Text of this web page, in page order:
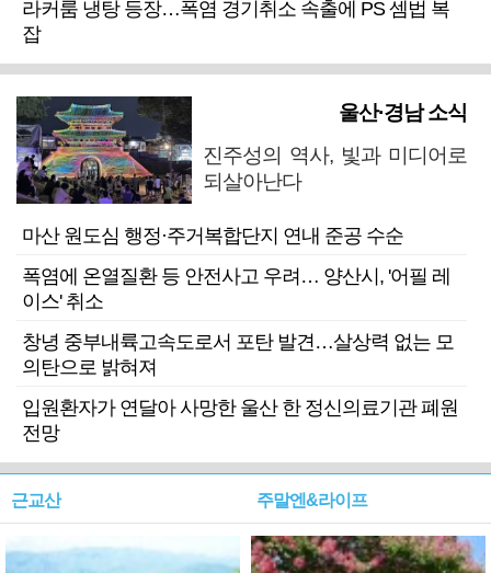
라커룸 냉탕 등장…폭염 경기취소 속출에 PS 셈법 복
잡
울산·경남 소식
진주성의 역사, 빛과 미디어로
되살아난다
마산 원도심 행정·주거복합단지 연내 준공 수순
폭염에 온열질환 등 안전사고 우려… 양산시, '어필 레
이스' 취소
창녕 중부내륙고속도로서 포탄 발견…살상력 없는 모
의탄으로 밝혀져
입원환자가 연달아 사망한 울산 한 정신의료기관 폐원
전망
근교산 주말엔&라이프